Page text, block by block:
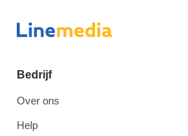
Bedrijf
Over ons
Help